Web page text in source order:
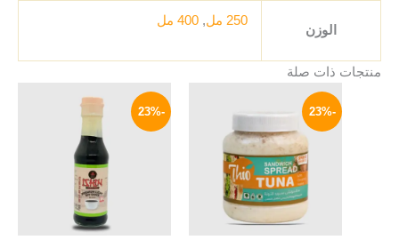
الوزن
250 مل , 400 مل
منتجات ذات صلة
-23%
هو:
90 EGP.
هو:
69 EGP.
-23%
الأصلي
الحالي
هو:
65 EGP.